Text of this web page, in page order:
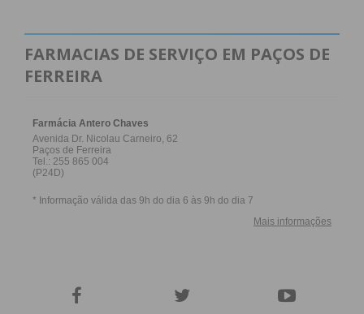
FARMACIAS DE SERVIÇO EM PAÇOS DE
FERREIRA